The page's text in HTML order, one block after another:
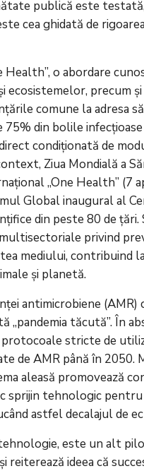
publică este
cea ghidată de
o abordare
ecosistemelor, precum
comune la adresa
din bolile
condiționată de
Ziua Mondială a
„One Health” (7
Global inaugural al
din peste 80 de țări.
privind
mediului, contribuind
și planetă.
antimicrobiene (AMR)
tăcută”. În
stricte de
de AMR până în 2050.
aleasă promovează
sprijin tehnologic
astfel decalajul de
este un alt
reiterează ideea că